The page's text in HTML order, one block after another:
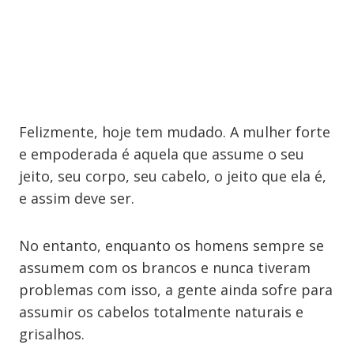
Felizmente, hoje tem mudado. A mulher forte
e empoderada é aquela que assume o seu
jeito, seu corpo, seu cabelo, o jeito que ela é,
e assim deve ser.
No entanto, enquanto os homens sempre se
assumem com os brancos e nunca tiveram
problemas com isso, a gente ainda sofre para
assumir os cabelos totalmente naturais e
grisalhos.